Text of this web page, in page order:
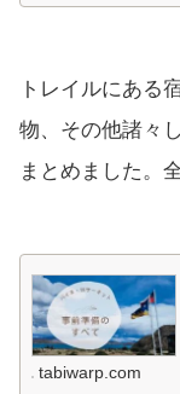
トレイルにある
物、その他諸々
まとめました。
tabiwarp.com